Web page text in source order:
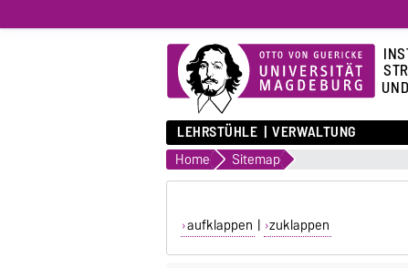
LEHRSTÜHLE VERWALTUNG
Home Sitemap
aufklappen | zuklappen